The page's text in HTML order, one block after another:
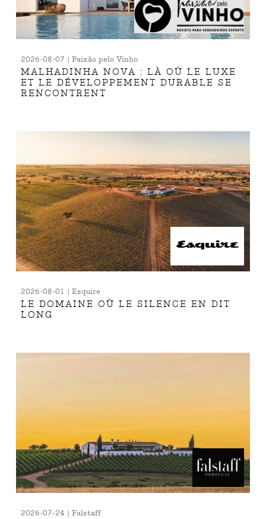
2026-08-07 | Paixão pelo Vinho
MALHADINHA NOVA : LÀ OÙ LE LUXE
ET LE DÉVELOPPEMENT DURABLE SE
RENCONTRENT
2026-08-01 | Esquire
LE DOMAINE OÙ LE SILENCE EN DIT
LONG
2026-07-24 | Falstaff